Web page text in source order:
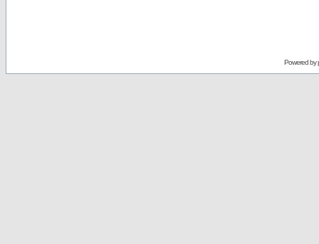
Powered by